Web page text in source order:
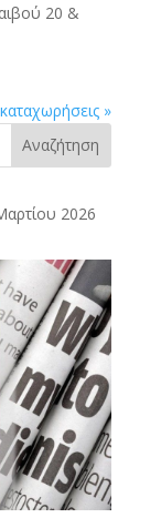
20 &
»
Αναζήτηση
2026